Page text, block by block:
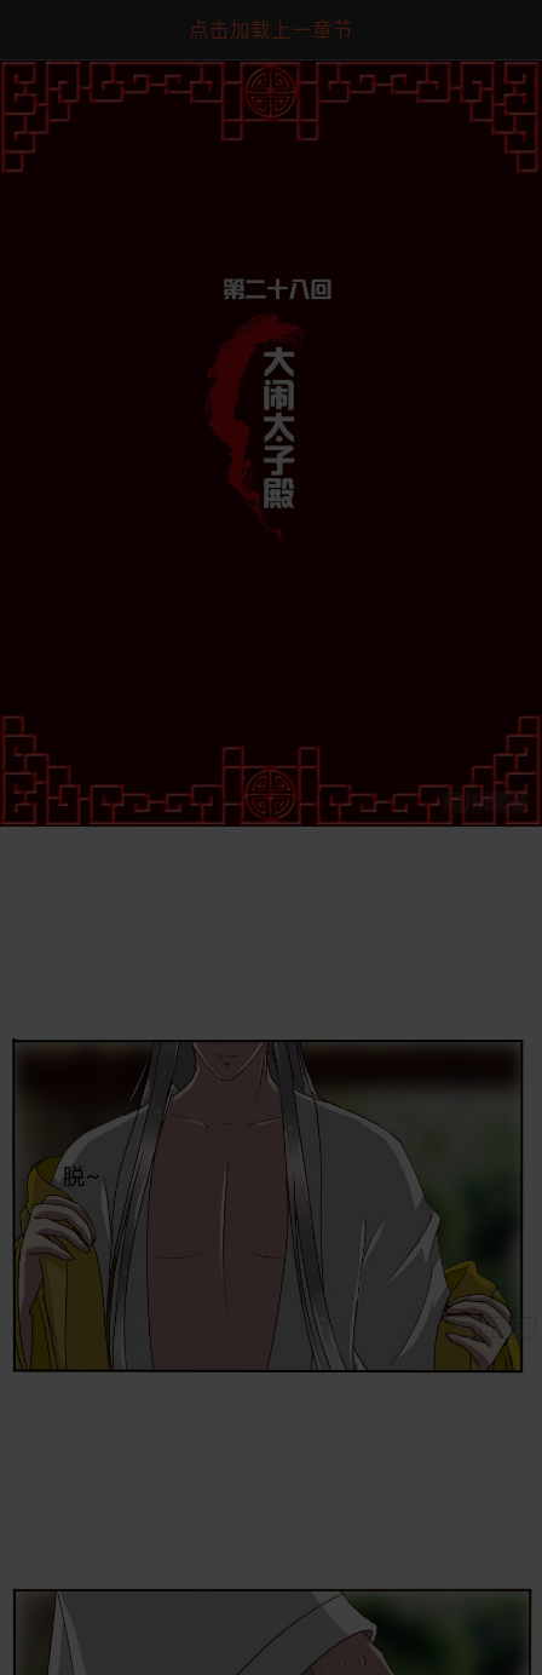
点击加载上一章节